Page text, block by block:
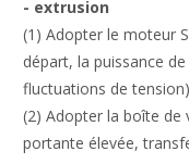
- extrusion
(1) Adopter le moteur
départ, la puissance
fluctuations de tension)
(2) Adopter la boîte de
portante élevée,